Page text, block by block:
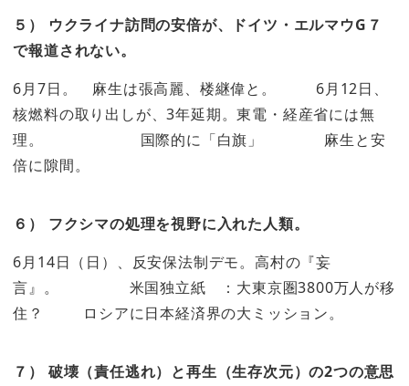
５） ウクライナ訪問の安倍が、ドイツ・エルマウG７
で報道されない。
6月7日。 麻生は張高麗、楼継偉と。 6月12日、
核燃料の取り出しが、3年延期。東電・経産省には無
理。 国際的に「白旗」 麻生と安
倍に隙間。
６） フクシマの処理を視野に入れた人類。
6月14日（日）、反安保法制デモ。高村の『妄
言』。 米国独立紙 ：大東京圏3800万人が移
住？ ロシアに日本経済界の大ミッション。
７） 破壊（責任逃れ）と再生（生存次元）の2つの意思